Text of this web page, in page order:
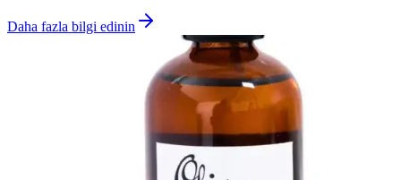
Daha fazla bilgi edinin